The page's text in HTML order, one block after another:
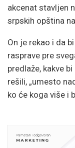
akcenat stavljen
srpskih opština
On je rekao i da
rasprave pre
predlaže, kakve
rešili, „umesto
ko će koga više i